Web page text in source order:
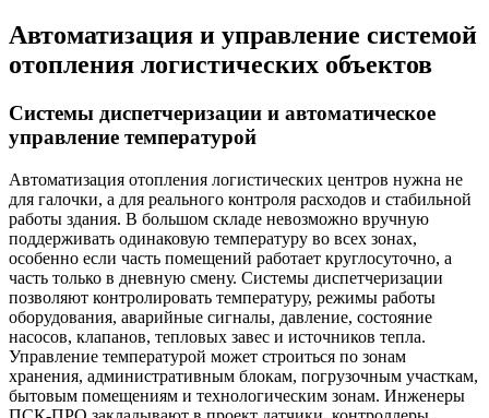
Автоматизация и управление системой
отопления логистических объектов
Системы диспетчеризации и автоматическое
управление температурой
Автоматизация отопления логистических центров нужна не
для галочки, а для реального контроля расходов и стабильной
работы здания. В большом складе невозможно вручную
поддерживать одинаковую температуру во всех зонах,
особенно если часть помещений работает круглосуточно, а
часть только в дневную смену. Системы диспетчеризации
позволяют контролировать температуру, режимы работы
оборудования, аварийные сигналы, давление, состояние
насосов, клапанов, тепловых завес и источников тепла.
Управление температурой может строиться по зонам
хранения, административным блокам, погрузочным участкам,
бытовым помещениям и технологическим зонам. Инженеры